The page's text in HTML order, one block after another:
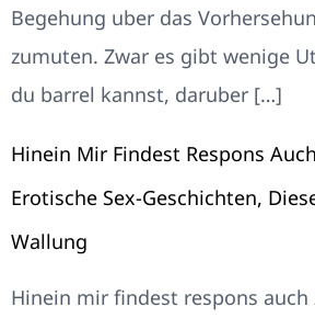
Begehung uber das
zumuten. Zwar es gibt wenige
du barrel kannst, daruber […]
Hinein Mir Findest Respons
Erotische Sex-Geschichten,
Wallung
Hinein mir findest respons auch